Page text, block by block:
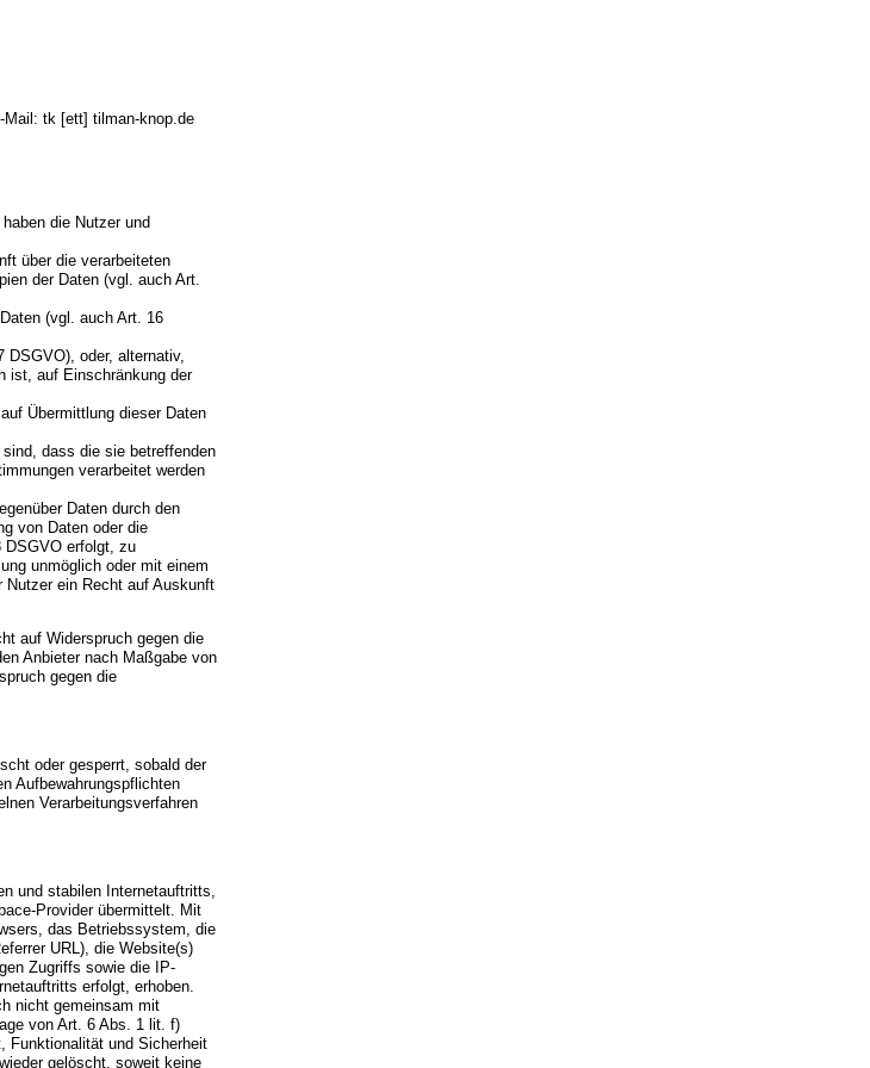
Mail: tk [ett] tilman-knop.de
die Nutzer und
über die verarbeiteten
der Daten (vgl. auch Art.
(vgl. auch Art. 16
DSGVO), oder, alternativ,
ist, auf Einschränkung der
Übermittlung dieser Daten
dass die sie betreffenden
verarbeitet werden
Daten durch den
von Daten oder die
DSGVO erfolgt, zu
unmöglich oder mit einem
Nutzer ein Recht auf Auskunft
auf Widerspruch gegen die
Anbieter nach Maßgabe von
gegen die
oder gesperrt, sobald der
Aufbewahrungspflichten
Verarbeitungsverfahren
und stabilen Internetauftritts,
Provider übermittelt. Mit
das Betriebssystem, die
URL), die Website(s)
Zugriffs sowie die IP-
erfolgt, erhoben.
nicht gemeinsam mit
von Art. 6 Abs. 1 lit. f)
Funktionalität und Sicherheit
gelöscht, soweit keine